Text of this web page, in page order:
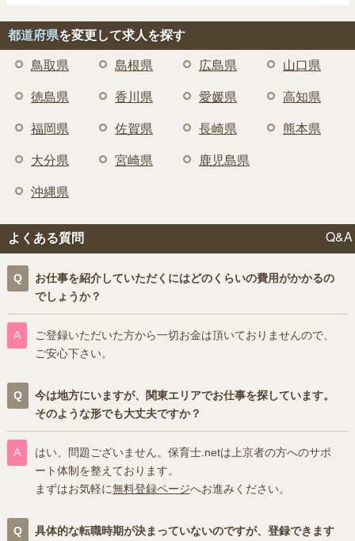
都道府県を変更して求人を探す
鳥取県 島根県 広島県 山口県
徳島県 香川県 愛媛県 高知県
福岡県 佐賀県 長崎県 熊本県
大分県 宮崎県 鹿児島県
沖縄県
よくある質問 Q&A
お仕事を紹介していただくにはどのくらいの費用がかかるの
でしょうか？
ご登録いただいた方から一切お金は頂いておりませんので、
ご安心下さい。
今は地方にいますが、関東エリアでお仕事を探しています。
そのような形でも大丈夫ですか？
はい、問題ございません。保育士.netは上京者の方へのサポ
ート体制を整えております。
まずはお気軽に無料登録ページへお進みください。
具体的な転職時期が決まっていないのですが、登録できます